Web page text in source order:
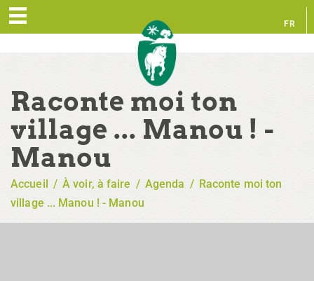
FR
Raconte moi ton
village ... Manou ! -
Manou
Accueil / À voir, à faire / Agenda / Raconte moi ton
village ... Manou ! - Manou